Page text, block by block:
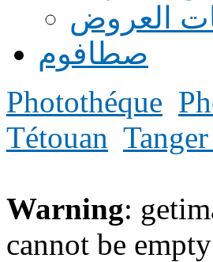
العروض
صطافوم
Photothéque
Tétouan
Warning:
cannot be